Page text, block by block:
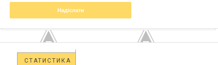
СТАТИСТИКА